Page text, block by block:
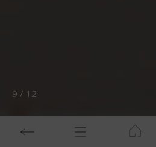
9 / 12